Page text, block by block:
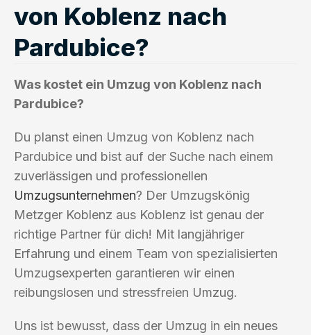
von Koblenz nach
Pardubice?
Was kostet ein Umzug von Koblenz nach
Pardubice?
Du planst einen Umzug von Koblenz nach
Pardubice und bist auf der Suche nach einem
zuverlässigen und professionellen
Umzugsunternehmen? Der Umzugskönig
Metzger Koblenz aus Koblenz ist genau der
richtige Partner für dich! Mit langjähriger
Erfahrung und einem Team von spezialisierten
Umzugsexperten garantieren wir einen
reibungslosen und stressfreien Umzug.
Uns ist bewusst, dass der Umzug in ein neues